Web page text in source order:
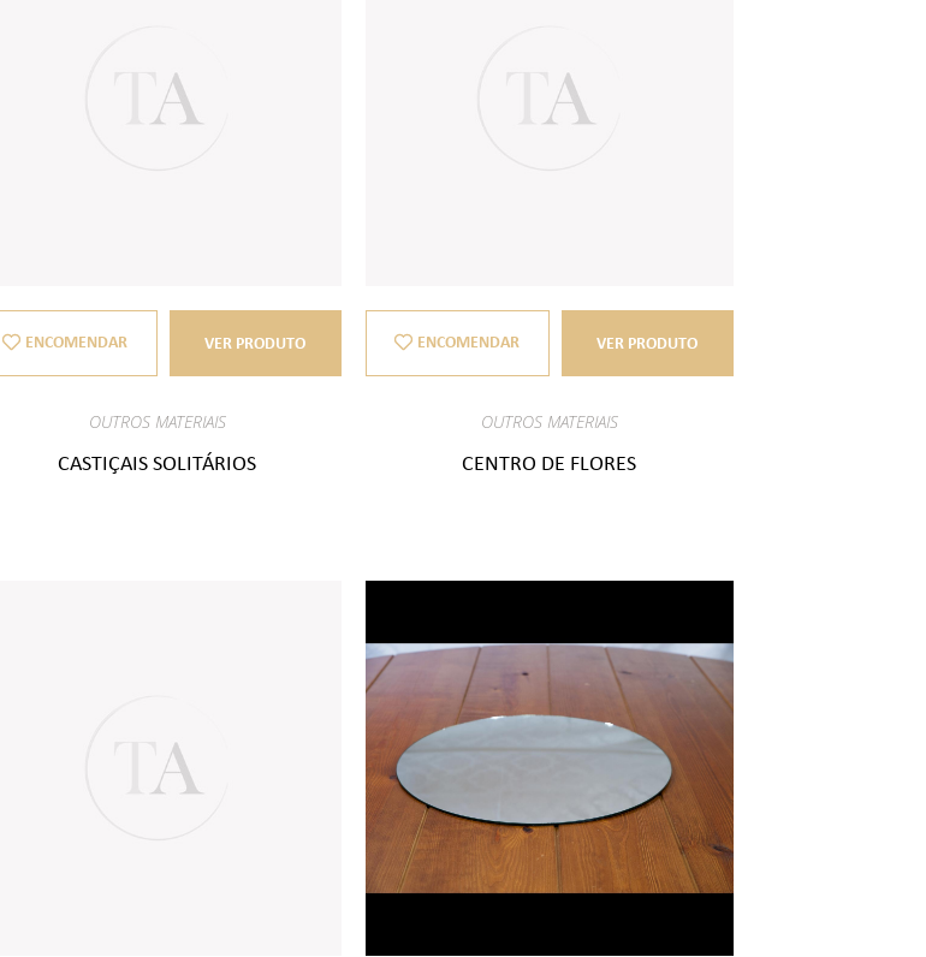
ENCOMENDAR VER PRODUTO
OUTROS MATERIAIS
CASTIÇAIS SOLITÁRIOS
ENCOMENDAR VER PRODUTO
OUTROS MATERIAIS
CENTRO DE FLORES